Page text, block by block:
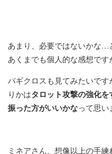
あまり、必要ではないかな…
あくまでも個人的な感想です
バギクロスも見てみたいで
りかはタロット攻撃の強化
振った方がいいかなって思い
ミネアさん、想像以上の手練